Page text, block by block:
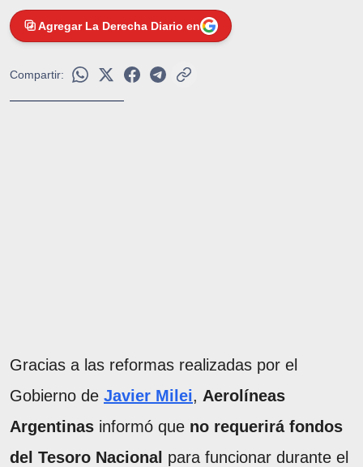
Agregar La Derecha Diario en
Compartir:
Gracias a las reformas realizadas por el
Gobierno de Javier Milei, Aerolíneas
Argentinas informó que no requerirá fondos
del Tesoro Nacional para funcionar durante el